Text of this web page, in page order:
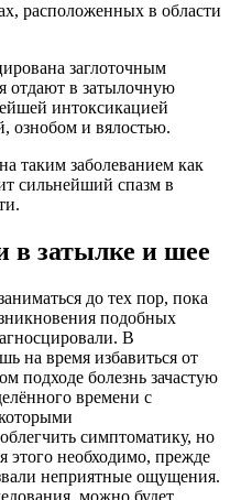
расположенных в области
заглоточным
отдают в затылочную
интоксикацией
ознобом и вялостью.
таким заболеванием как
сильнейший спазм в
в затылке и шее
до тех пор, пока
подобных
В
на время избавиться от
подходе болезнь зачастую
времени с
симптоматику, но
этого необходимо, прежде
неприятные ощущения.
можно будет